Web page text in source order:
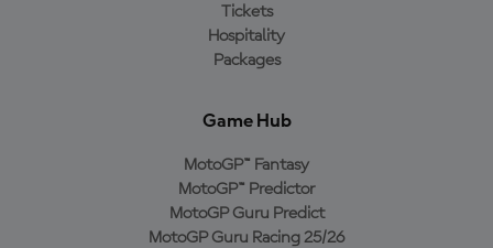
Tickets
Hospitality
Packages
Game Hub
MotoGP™ Fantasy
MotoGP™ Predictor
MotoGP Guru Predict
MotoGP Guru Racing 25/26